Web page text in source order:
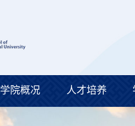
学院概况 人才培养